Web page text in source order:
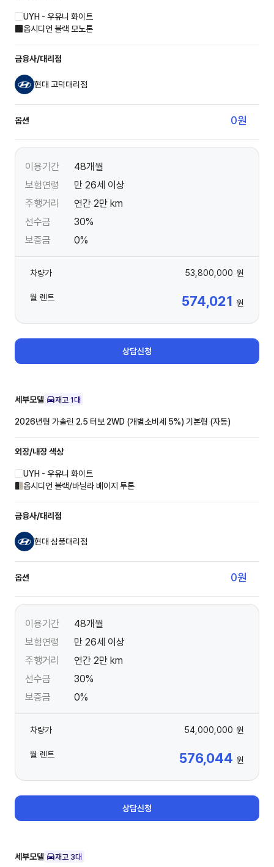
UYH - 우유니 화이트
옵시디언 블랙 모노톤
금융사/대리점
현대 고덕대리점
옵션 0원
이용기간
48개월
보험연령
만 26세 이상
주행거리
연간 2만 km
선수금
30%
보증금
0%
차량가 53,800,000 원
월 렌트 574,021 원
상담신청
세부모델 재고 1대
2026년형 가솔린 2.5 터보 2WD (개별소비세 5%) 기본형 (자동)
외장/내장색상
UYH - 우유니 화이트
옵시디언 블랙/바닐라 베이지 투톤
금융사/대리점
현대 삼풍대리점
옵션 0원
이용기간
48개월
보험연령
만 26세 이상
주행거리
연간 2만 km
선수금
30%
보증금
0%
차량가 54,000,000 원
월 렌트 576,044 원
상담신청
세부모델 재고 3대